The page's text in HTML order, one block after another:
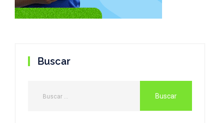
Buscar